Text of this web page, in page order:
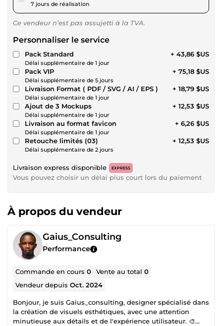
7 jours de réalisation
Ce vendeur n’est pas assujetti à la TVA.
Personnaliser le service
Pack Standard
Délai supplémentaire de 1 jour
+ 43,86 $US
Pack VIP
Délai supplémentaire de 5 jours
+ 75,18 $US
Livraison Format ( PDF / SVG / AI / EPS )
Délai supplémentaire de 1 jour
+ 18,79 $US
Ajout de 3 Mockups
Délai supplémentaire de 1 jour
+ 12,53 $US
Livraison au format favicon
Délai supplémentaire de 1 jour
+ 6,26 $US
Retouche limités (03)
Délai supplémentaire de 2 jours
+ 12,53 $US
Livraison express disponible EXPRESS
Vous pouvez choisir un délai plus court lors du paiement
À propos du vendeur
Gaius_Consulting
Performance
Commande en cours0 Vente au total0
Vendeur depuisOct. 2024
Bonjour, je suis Gaius_consulting, designer spécialisé dans
la création de visuels esthétiques, avec une attention
minutieuse aux détails et de l'expérience utilisateur. 🎨